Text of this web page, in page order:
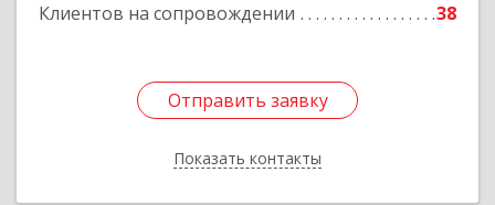
Клиентов на сопровождении 38
Отправить заявку
Показать контакты
Подробнее
Отправить заявку
Назад